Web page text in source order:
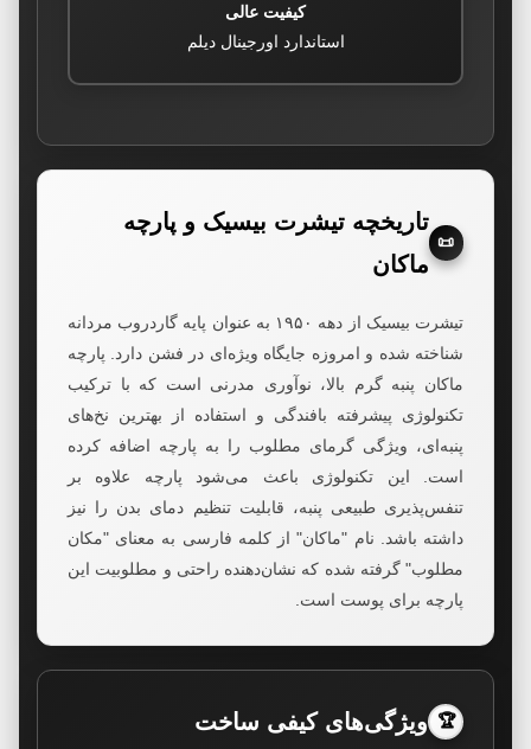
کیفیت عالی
استاندارد اورجینال دیلم
📜
تاریخچه تیشرت بیسیک و پارچه
ماکان
تیشرت بیسیک از دهه ۱۹۵۰ به عنوان پایه گاردروب مردانه
شناخته شده و امروزه جایگاه ویژه‌ای در فشن دارد. پارچه
ماکان پنبه گرم بالا، نوآوری مدرنی است که با ترکیب
تکنولوژی پیشرفته بافندگی و استفاده از بهترین نخ‌های
پنبه‌ای، ویژگی گرمای مطلوب را به پارچه اضافه کرده
است. این تکنولوژی باعث می‌شود پارچه علاوه بر
تنفس‌پذیری طبیعی پنبه، قابلیت تنظیم دمای بدن را نیز
داشته باشد. نام "ماکان" از کلمه فارسی به معنای "مکان
مطلوب" گرفته شده که نشان‌دهنده راحتی و مطلوبیت این
پارچه برای پوست است.
🏆 ویژگی‌های کیفی ساخت